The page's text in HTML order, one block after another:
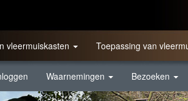
vleermuiskasten Toepassing van
Waarnemingen Bezoeken